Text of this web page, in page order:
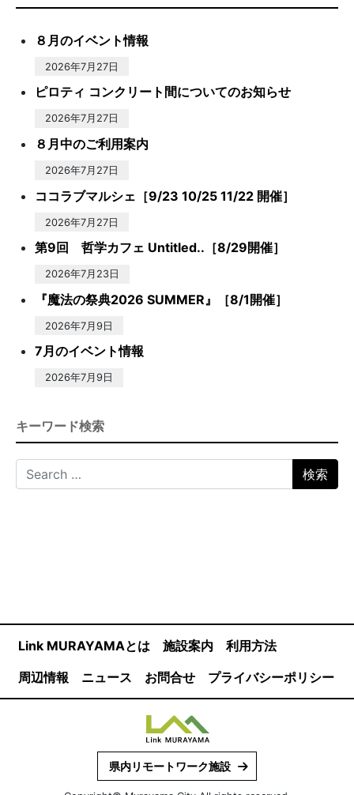
８月のイベント情報
2026年7月27日
ピロティ コンクリート間についてのお知らせ
2026年7月27日
８月中のご利用案内
2026年7月27日
ココラブマルシェ［9/23 10/25 11/22 開催］
2026年7月27日
第9回 哲学カフェ Untitled..［8/29開催］
2026年7月23日
『魔法の祭典2026 SUMMER』［8/1開催］
2026年7月9日
7月のイベント情報
2026年7月9日
キーワード検索
Search for:
Link MURAYAMAとは 施設案内
利用方法
周辺情報
ニュース お問合せ プライバシーポリシー
県内リモートワーク施設